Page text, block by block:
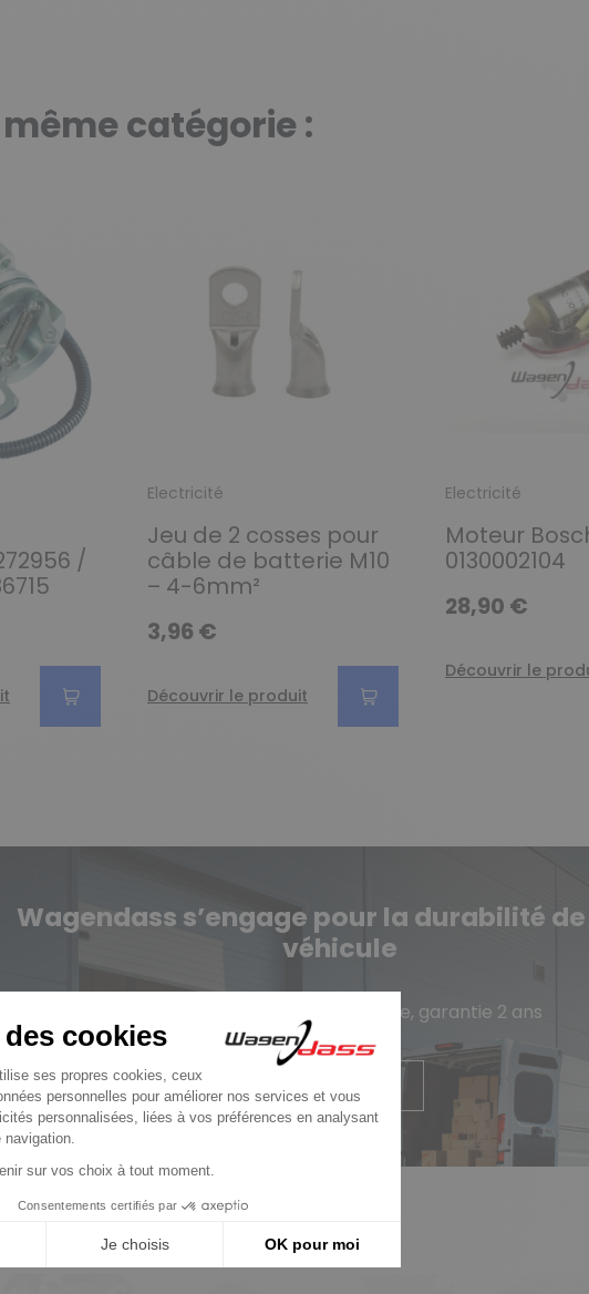
catégorie :
/
Electricité
Jeu de 2 cosses pour
câble de batterie M10
– 4-6mm²
3,96 €
Découvrir le produit
Electricité
Moteur
0130002104
28,90 €
Découvrir le
Wagendass s’engage pour la durabilité
véhicule
Pièces neuves et sans consigne, garantie 2 ans
En savoir plus